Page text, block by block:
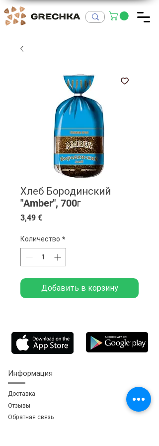
Хлеб Бородинский
"Amber", 700г
3,49 €Цена
Количество *
Добавить в корзину
Информация
Доставка
Отзывы
Обратная связь